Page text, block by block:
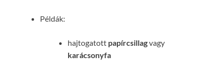
Példák:
hajtogatott papírcsillagvagy
karácsonyfa